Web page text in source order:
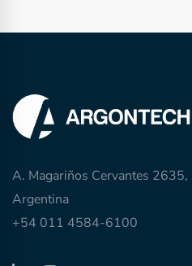
A. Magariños Cervantes
Argentina
+54 011 4584-6100